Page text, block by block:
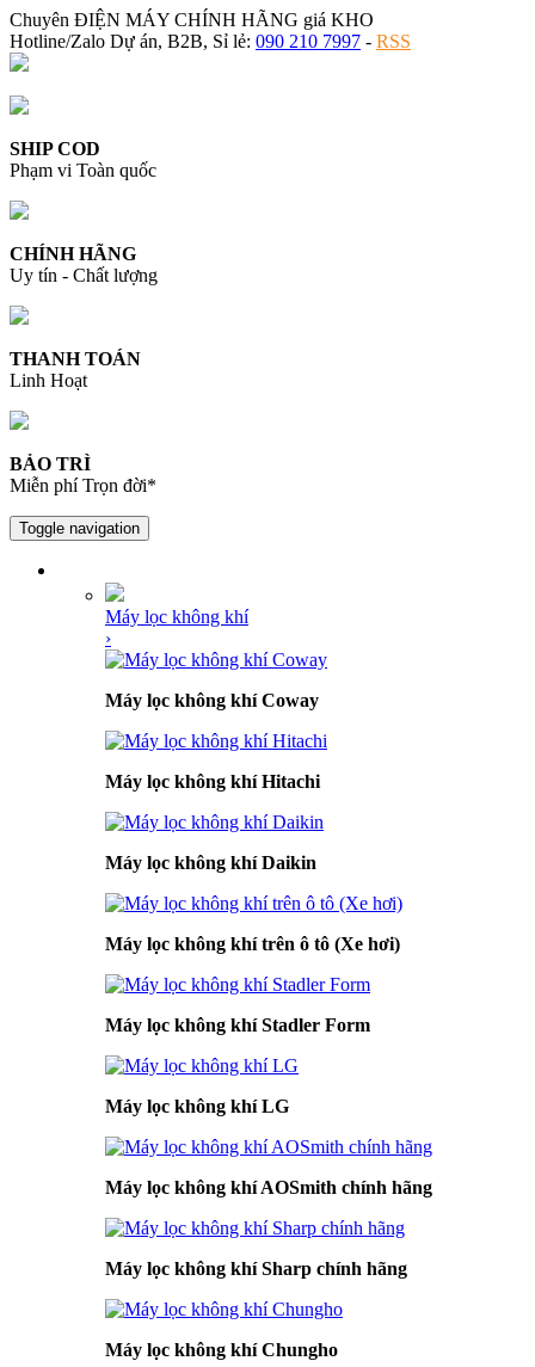
Chuyên ĐIỆN MÁY CHÍNH HÃNG giá KHO
Hotline/Zalo Dự án, B2B, Sỉ lẻ: 090 210 7997 - RSS
SHIP COD
Phạm vi Toàn quốc
CHÍNH HÃNG
Uy tín - Chất lượng
THANH TOÁN
Linh Hoạt
BẢO TRÌ
Miễn phí Trọn đời*
Toggle navigation
Máy lọc không khí
›
Máy lọc không khí Coway
Máy lọc không khí Hitachi
Máy lọc không khí Daikin
Máy lọc không khí trên ô tô (Xe hơi)
Máy lọc không khí Stadler Form
Máy lọc không khí LG
Máy lọc không khí AOSmith chính hãng
Máy lọc không khí Sharp chính hãng
Máy lọc không khí Chungho